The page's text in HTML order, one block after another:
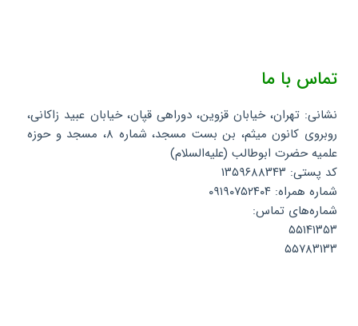
تماس با ما
نشانی: تهران، خیابان قزوین، دوراهی قپان، خیابان عبید زاکانی،
روبروی کانون میثم، بن بست مسجد، شماره ۸، مسجد و حوزه
علمیه حضرت ابوطالب (علیه‌السلام)
کد پستی: ۱۳۵۹۶۸۸۳۴۳
شماره همراه: ۰۹۱۹۰۷۵۲۴۰۴
شماره‌های تماس:
۵۵۱۴۱۳۵۳
۵۵۷۸۳۱۳۳